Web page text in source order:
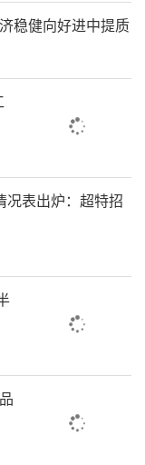
稳健向好进中提质
况表出炉：超特招